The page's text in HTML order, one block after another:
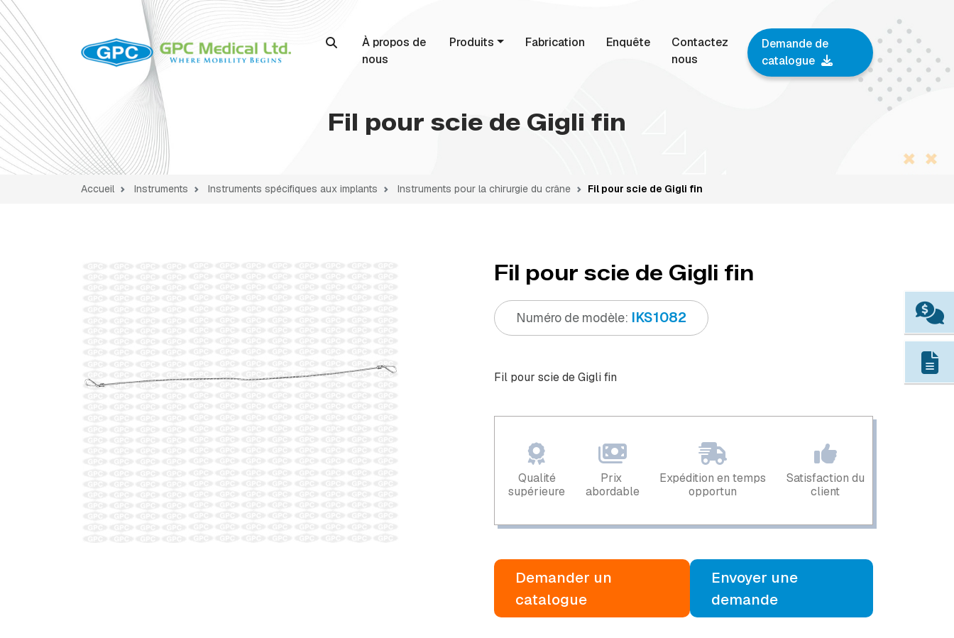
À propos de
nous
Produits Fabrication Enquête
Contactez
nous
Demande de
catalogue
Fil pour scie de Gigli fin
Accueil Instruments Instruments spécifiques aux implants Instruments pour la chirurgie du crâne Fil pour scie de Gigli fin
Fil pour scie de Gigli fin
Numéro de modèle: IKS1082
Fil pour scie de Gigli fin
Qualité
supérieure
Prix ​​
abordable
Expédition en temps
opportun
Satisfaction du
client
Demander un
catalogue
Envoyer une
demande